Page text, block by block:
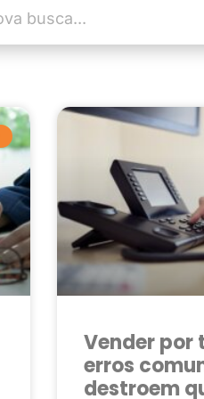
Vender por
erros
destroem